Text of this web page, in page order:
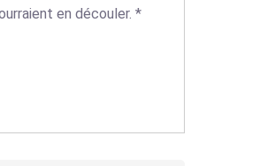
en découler. *